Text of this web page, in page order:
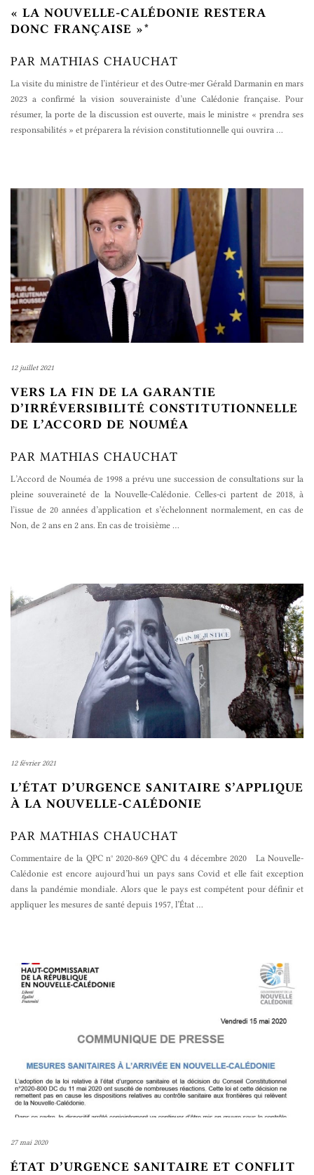
« LA NOUVELLE-CALÉDONIE RESTERA
DONC FRANÇAISE »*
PAR MATHIAS CHAUCHAT
La visite du ministre de l’intérieur et des Outre-mer Gérald Darmanin en mars
2023 a confirmé la vision souverainiste d’une Calédonie française. Pour
résumer, la porte de la discussion est ouverte, mais le ministre « prendra ses
responsabilités » et préparera la révision constitutionnelle qui ouvrira …
12 juillet 2021
VERS LA FIN DE LA GARANTIE
D’IRRÉVERSIBILITÉ CONSTITUTIONNELLE
DE L’ACCORD DE NOUMÉA
PAR MATHIAS CHAUCHAT
L’Accord de Nouméa de 1998 a prévu une succession de consultations sur la
pleine souveraineté de la Nouvelle-Calédonie. Celles-ci partent de 2018, à
l’issue de 20 années d’application et s’échelonnent normalement, en cas de
Non, de 2 ans en 2 ans. En cas de troisième …
12 février 2021
L’ÉTAT D’URGENCE SANITAIRE S’APPLIQUE
À LA NOUVELLE-CALÉDONIE
PAR MATHIAS CHAUCHAT
Commentaire de la QPC n° 2020-869 QPC du 4 décembre 2020 La Nouvelle-
Calédonie est encore aujourd’hui un pays sans Covid et elle fait exception
dans la pandémie mondiale. Alors que le pays est compétent pour définir et
appliquer les mesures de santé depuis 1957, l’État …
27 mai 2020
ÉTAT D’URGENCE SANITAIRE ET CONFLIT